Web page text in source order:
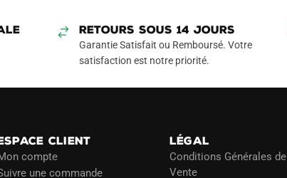
Les
options
peuvent
RETOURS SOUS 14 JOURS
Garantie Satisfait ou Remboursé. Votre
satisfaction est notre priorité.
CLIENT
compte
une commande
LÉGAL
Conditions Générales de
Vente